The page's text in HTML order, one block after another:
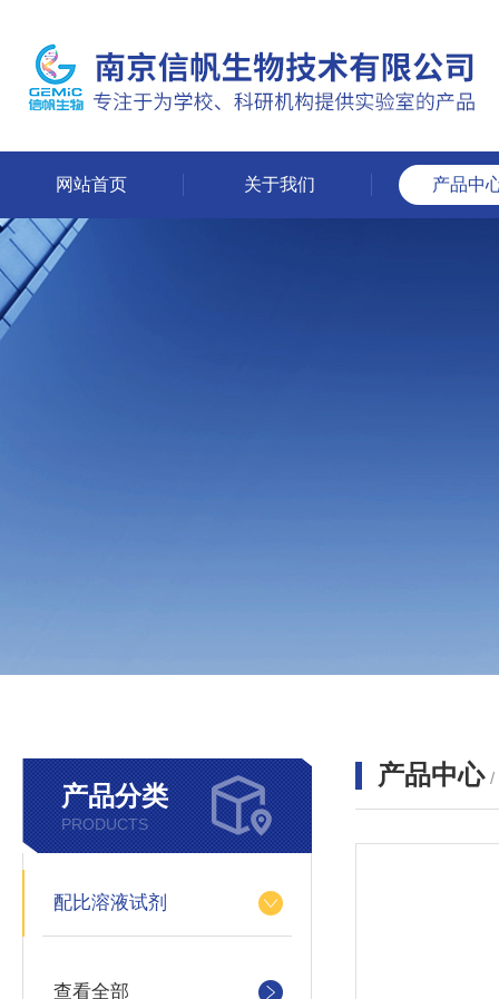
网站首页 关于我们 产品中
产品分类
PRODUCTS
配比溶液试剂
查看全部
产品中心 /